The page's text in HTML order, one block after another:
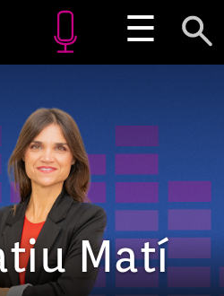
☰
Matí